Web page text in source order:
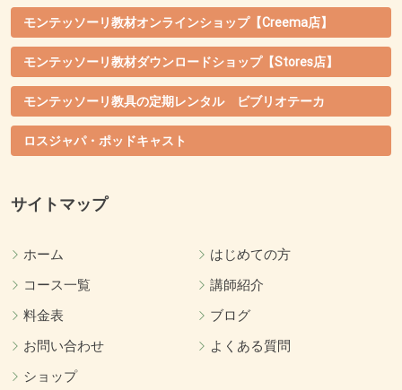
モンテッソーリ教材オンラインショップ【Creema店】
モンテッソーリ教材ダウンロードショップ【Stores店】
モンテッソーリ教具の定期レンタル ビブリオテーカ
ロスジャパ・ポッドキャスト
サイトマップ
ホーム
はじめての方
コース一覧
講師紹介
料金表
ブログ
お問い合わせ
よくある質問
ショップ